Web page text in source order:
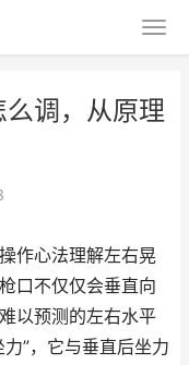
调，从原理
作心法理解左右晃
口不仅仅会垂直向
以预测的左右水平
”，它与垂直后坐力